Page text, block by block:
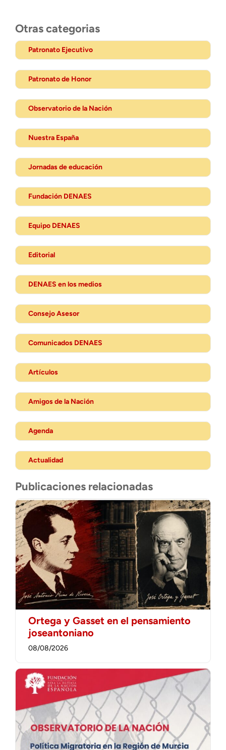
Otras categorias
Patronato Ejecutivo
Patronato de Honor
Observatorio de la Nación
Nuestra España
Jornadas de educación
Fundación DENAES
Equipo DENAES
Editorial
DENAES en los medios
Consejo Asesor
Comunicados DENAES
Artículos
Amigos de la Nación
Agenda
Actualidad
Publicaciones relacionadas
Ortega y Gasset en el pensamiento
joseantoniano
08/08/2026